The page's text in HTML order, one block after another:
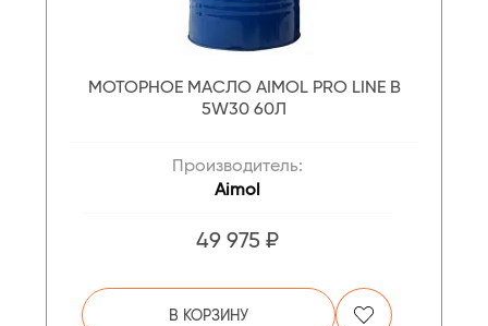
МОТОРНОЕ МАСЛО AIMOL PRO LINE B
5W30 60Л
Производитель:
Aimol
49 975 ₽
В КОРЗИНУ